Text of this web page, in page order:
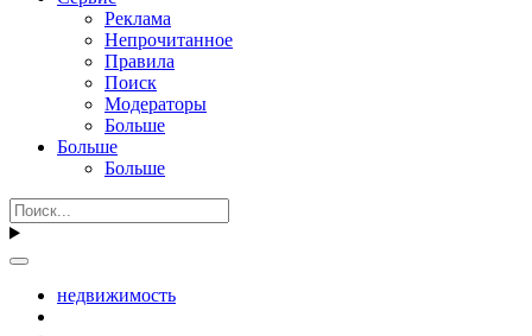
Реклама
Непрочитанное
Правила
Поиск
Модераторы
Больше
Больше
Больше
недвижимость